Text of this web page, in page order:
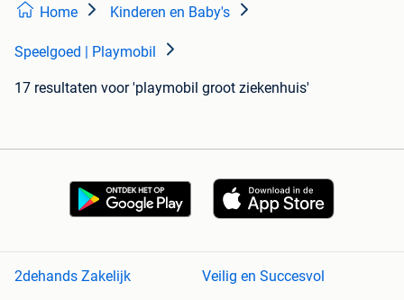
Home Kinderen en Baby's
Speelgoed | Playmobil
17 resultaten voor 'playmobil groot ziekenhuis'
2dehands Zakelijk
Veilig en Succesvol